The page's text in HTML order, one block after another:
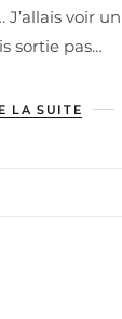
J’allais voir
sortie pas…
LA SUITE